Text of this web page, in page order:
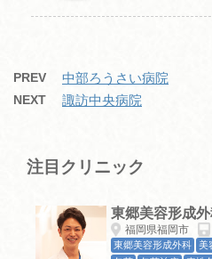
PREV 中部ろうさい病院
NEXT 諏訪中央病院
注目クリニック
東郷美容形成
福岡県福岡市
東郷美容形成外科 美